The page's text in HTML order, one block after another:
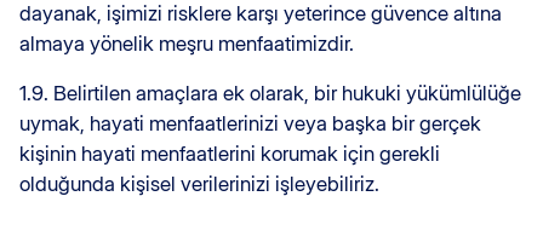
dayanak, işimizi risklere karşı yeterince güvence altına
almaya yönelik meşru menfaatimizdir.
1.9. Belirtilen amaçlara ek olarak, bir hukuki yükümlülüğe
uymak, hayati menfaatlerinizi veya başka bir gerçek
kişinin hayati menfaatlerini korumak için gerekli
olduğunda kişisel verilerinizi işleyebiliriz.